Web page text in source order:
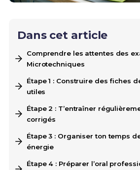
Dans cet article
Comprendre les attentes des
Microtechniques
Étape 1 : Construire des fiches
utiles
Étape 2 : T’entraîner
corrigés
Étape 3 : Organiser ton temps
énergie
Étape 4 : Préparer l’oral